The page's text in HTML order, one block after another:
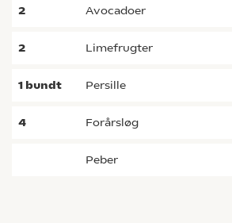
2 avocadoer
2 limefrugter
1 bundt persille
4 forårsløg
peber